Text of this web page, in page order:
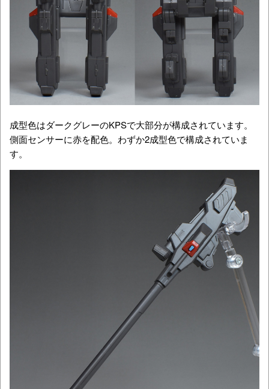
成型色はダークグレーのKPSで大部分が構成されています。
側面センサーに赤を配色。わずか2成型色で構成されていま
す。